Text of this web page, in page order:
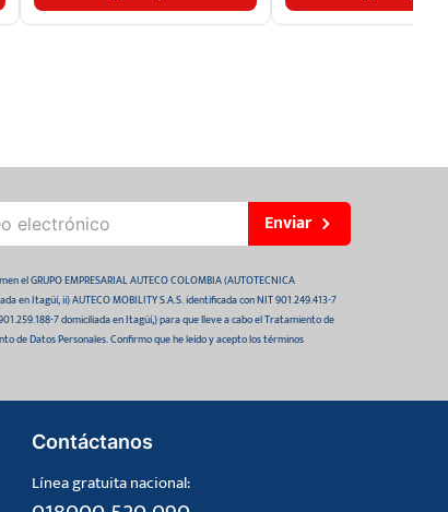
Enviar
GRUPO EMPRESARIAL AUTECO COLOMBIA (AUTOTECNICA
en Itagüí, ii) AUTECO MOBILITY S.A.S. identificada con NIT 901.249.413-7
7 domiciliada en Itagüí,) para que lleve a cabo el Tratamiento de
de Datos Personales. Confirmo que he leído y acepto los términos
Contáctanos
Línea gratuita nacional: